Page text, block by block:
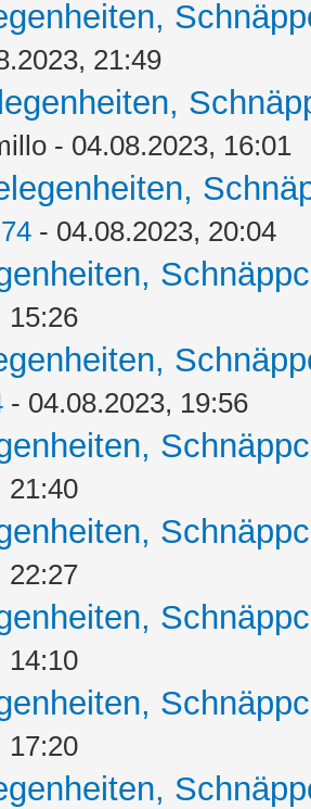
21:49
- 04.08.2023, 16:01
- 04.08.2023, 20:04
15:26
- 04.08.2023, 19:56
21:40
22:27
14:10
17:20